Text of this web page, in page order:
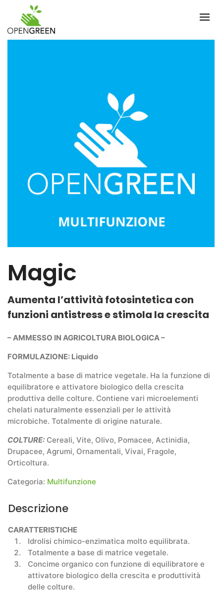
Magic
Aumenta l’attività fotosintetica con
funzioni antistress e stimola la crescita
– AMMESSO IN AGRICOLTURA BIOLOGICA –
FORMULAZIONE: Liquido
Totalmente a base di matrice vegetale. Ha la funzione di
equilibratore e attivatore biologico della crescita
produttiva delle colture. Contiene vari microelementi
chelati naturalmente essenziali per le attività
microbiche. Totalmente di origine naturale.
COLTURE: Cereali, Vite, Olivo, Pomacee, Actinidia,
Drupacee, Agrumi, Ornamentali, Vivai, Fragole,
Orticoltura.
Categoria: Multifunzione
Descrizione
CARATTERISTICHE
Idrolisi chimico-enzimatica molto equilibrata.
Totalmente a base di matrice vegetale.
Concime organico con funzione di equilibratore e
attivatore biologico della crescita e produttività
delle colture.